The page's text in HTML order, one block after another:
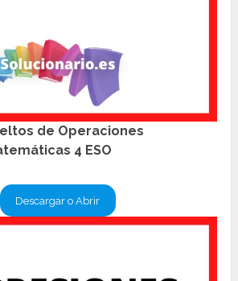
de Operaciones
4 ESO
Descargar o Abrir